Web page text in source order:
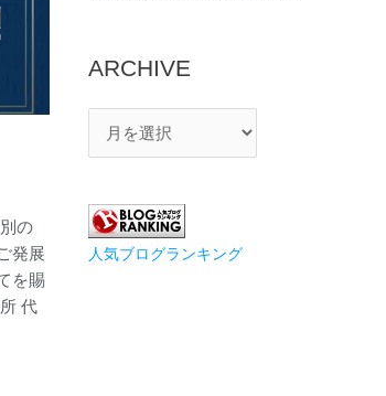
の
発展
を賜
代
ARCHIVE
人気ブログランキング